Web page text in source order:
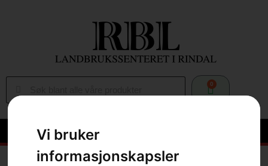
Vi bruker
informasjonskapsler
0
Webbutikk»Hage» Trimmere»KombiTrimmere